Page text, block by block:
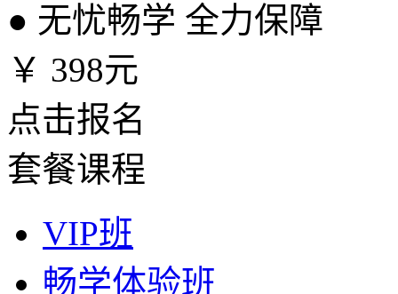
● 无忧畅学 全力保障
￥ 398元
点击报名
套餐课程
VIP班
畅学体验班